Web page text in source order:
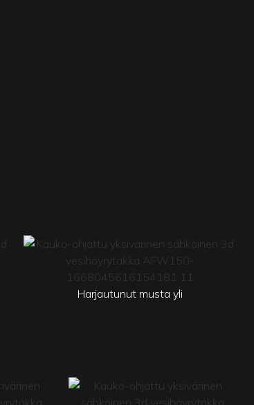
Harjautunut musta yli